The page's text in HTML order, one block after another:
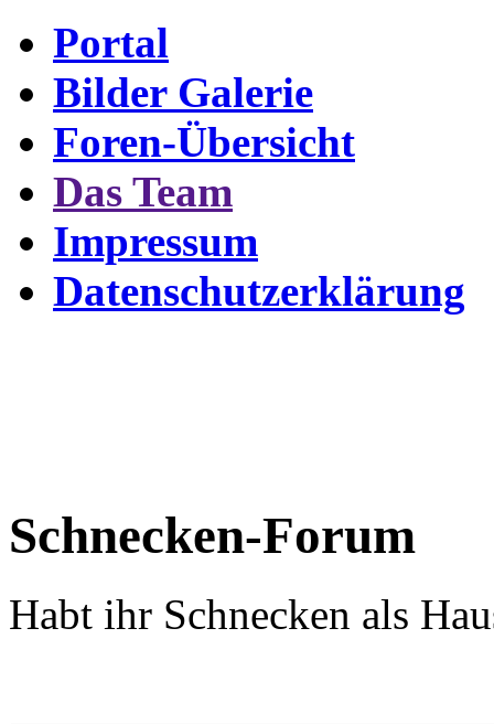
Portal
Bilder Galerie
Foren-Übersicht
Das Team
Impressum
Datenschutzerklärung
Schnecken-Forum
Habt ihr Schnecken als